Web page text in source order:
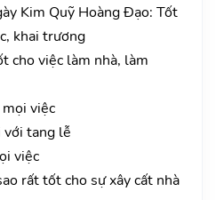
Kim Quỹ Hoàng Đạo: Tốt
khai trương
cho việc làm nhà, làm
việc
với tang lễ
việc
rất tốt cho sự xây cất nhà